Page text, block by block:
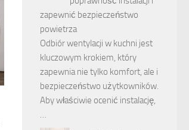
zapewnić bezpieczeństwo
powietrza
Odbiór wentylacji w kuchni jest
kluczowym krokiem, który
zapewnia nie tylko komfort, ale i
bezpieczeństwo użytkowników.
Aby właściwie ocenić instalację,
…